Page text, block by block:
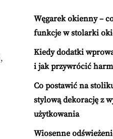
Węgarek okienny –
funkcje w stolarki
Kiedy dodatki
i jak przywrócić
Co postawić na
stylową dekorację z
użytkowania
Wiosenne